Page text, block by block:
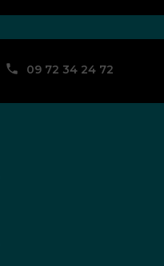
09 72 34 24 72